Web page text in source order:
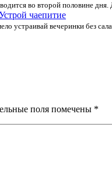
во второй половине дня.
чаепитие
устраивай вечеринки без
поля помечены *